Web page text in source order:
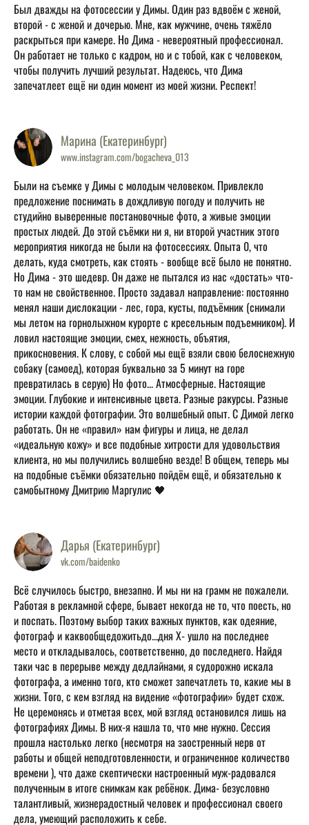
Был дважды на фотосессии у Димы. Один раз вдвоём с женой,
второй - с женой и дочерью. Мне, как мужчине, очень тяжёло
раскрыться при камере. Но Дима - невероятный профессионал.
Он работает не только с кадром, но и с тобой, как с человеком,
чтобы получить лучший результат. Надеюсь, что Дима
запечатлеет ещё ни один момент из моей жизни. Респект!
Марина (Екатеринбург)
www.instagram.com/bogacheva_013
Были на съемке у Димы с молодым человеком. Привлекло
предложение поснимать в дождливую погоду и получить не
студийно выверенные постановочные фото, а живые эмоции
простых людей. До этой съёмки ни я, ни второй участник этого
мероприятия никогда не были на фотосессиях. Опыта 0, что
делать, куда смотреть, как стоять - вообще всё было не понятно.
Но Дима - это шедевр. Он даже не пытался из нас «достать» что-
то нам не свойственное. Просто задавал направление: постоянно
менял наши дислокации - лес, гора, кусты, подъёмник (снимали
мы летом на горнолыжном курорте с кресельным подъемником). И
ловил настоящие эмоции, смех, нежность, объятия,
прикосновения. К слову, с собой мы ещё взяли свою белоснежную
собаку (самоед), которая буквально за 5 минут на горе
превратилась в серую) Но фото... Атмосферные. Настоящие
эмоции. Глубокие и интенсивные цвета. Разные ракурсы. Разные
истории каждой фотографии. Это волшебный опыт. С Димой легко
работать. Он не «правил» нам фигуры и лица, не делал
«идеальную кожу» и все подобные хитрости для удовольствия
клиента, но мы получились волшебно везде! В общем, теперь мы
на подобные съёмки обязательно пойдём ещё, и обязательно к
самобытному Дмитрию Маргулис 🖤
Дарья (Екатеринбург)
vk.com/baidenko
Всё случилось быстро, внезапно. И мы ни на грамм не пожалели.
Работая в рекламной сфере, бывает некогда не то, что поесть, но
и поспать. Поэтому выбор таких важных пунктов, как одеяние,
фотограф и каквообщедожитьдо...дня Х- ушло на последнее
место и откладывалось, соответственно, до последнего. Найдя
таки час в перерыве между дедлайнами, я судорожно искала
фотографа, а именно того, кто сможет запечатлеть то, какие мы в
жизни. Того, с кем взгляд на видение «фотографии» будет схож.
Не церемонясь и отметая всех, мой взгляд остановился лишь на
фотографиях Димы. В них-я нашла то, что мне нужно. Сессия
прошла настолько легко (несмотря на заостренный нерв от
работы и общей неподготовленности, и ограниченное количество
времени ), что даже скептически настроенный муж-радовался
полученным в итоге снимкам как ребёнок. Дима- безусловно
талантливый, жизнерадостный человек и профессионал своего
дела, умеющий расположить к себе.